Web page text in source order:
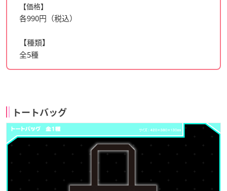
【価格】
各990円（税込）
【種類】
全5種
トートバッグ